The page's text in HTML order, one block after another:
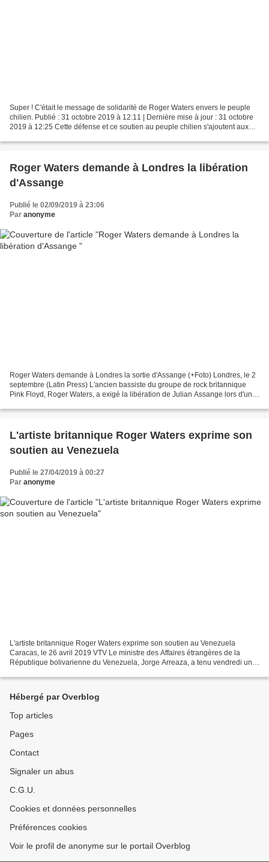
Super ! C'était le message de solidarité de Roger Waters envers le peuple
chilien. Publié : 31 octobre 2019 à 12:11 | Dernière mise à jour : 31 octobre
2019 à 12:25 Cette défense et ce soutien au peuple chilien s'ajoutent aux
Roger Waters demande à Londres la libération
d'Assange
Publié le 02/09/2019 à 23:06
Par anonyme
Roger Waters demande à Londres la sortie d'Assange (+Foto) Londres, le 2
septembre (Latin Press) L'ancien bassiste du groupe de rock britannique
Pink Floyd, Roger Waters, a exigé la libération de Julian Assange lors d'un
L'artiste britannique Roger Waters exprime son
soutien au Venezuela
Publié le 27/04/2019 à 00:27
Par anonyme
L'artiste britannique Roger Waters exprime son soutien au Venezuela
Caracas, le 26 avril 2019 VTV Le ministre des Affaires étrangères de la
République bolivarienne du Venezuela, Jorge Arreaza, a tenu vendredi une
Hébergé par Overblog
Top articles
Pages
Contact
Signaler un abus
C.G.U.
Cookies et données personnelles
Préférences cookies
Voir le profil de anonyme sur le portail Overblog